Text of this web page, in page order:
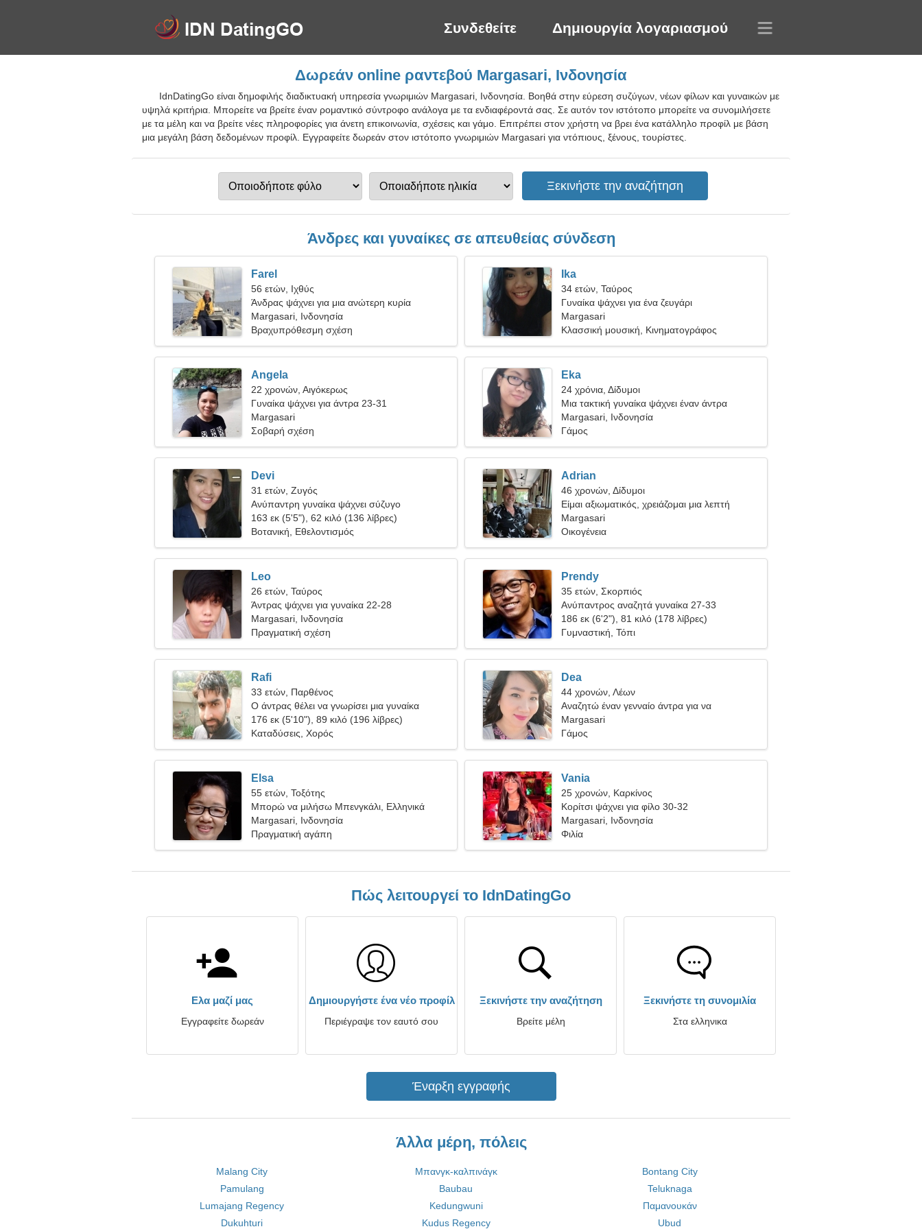
Συνδεθείτε Δημιουργία λογαριασμού
Δωρεάν online ραντεβού Margasari, Ινδονησία
IdnDatingGo είναι δημοφιλής διαδικτυακή υπηρεσία γνωριμιών Margasari, Ινδονησία. Βοηθά στην εύρεση συζύγων, νέων φίλων και γυναικών με
υψηλά κριτήρια. Μπορείτε να βρείτε έναν ρομαντικό σύντροφο ανάλογα με τα ενδιαφέροντά σας. Σε αυτόν τον ιστότοπο μπορείτε να συνομιλήσετε
με τα μέλη και να βρείτε νέες πληροφορίες για άνετη επικοινωνία, σχέσεις και γάμο. Επιτρέπει στον χρήστη να βρει ένα κατάλληλο προφίλ με βάση
μια μεγάλη βάση δεδομένων προφίλ. Εγγραφείτε δωρεάν στον ιστότοπο γνωριμιών Margasari για ντόπιους, ξένους, τουρίστες.
Άνδρες και γυναίκες σε απευθείας σύνδεση
Farel
56 ετών, Ιχθύς
Άνδρας ψάχνει για μια ανώτερη κυρία
Margasari, Ινδονησία
Βραχυπρόθεσμη σχέση
Ika
34 ετών, Ταύρος
Γυναίκα ψάχνει για ένα ζευγάρι
Margasari
Κλασσική μουσική, Κινηματογράφος
Angela
22 χρονών, Αιγόκερως
Γυναίκα ψάχνει για άντρα 23-31
Margasari
Σοβαρή σχέση
Eka
24 χρόνια, Δίδυμοι
Μια τακτική γυναίκα ψάχνει έναν άντρα
Margasari, Ινδονησία
Γάμος
Devi
31 ετών, Ζυγός
Ανύπαντρη γυναίκα ψάχνει σύζυγο
163 εκ (5'5"), 62 κιλό (136 λίβρες)
Βοτανική, Εθελοντισμός
Adrian
46 χρονών, Δίδυμοι
Είμαι αξιωματικός, χρειάζομαι μια λεπτή
γυναίκα
Margasari
Οικογένεια
Leo
26 ετών, Ταύρος
Άντρας ψάχνει για γυναίκα 22-28
Margasari, Ινδονησία
Πραγματική σχέση
Prendy
35 ετών, Σκορπιός
Ανύπαντρος αναζητά γυναίκα 27-33
186 εκ (6'2"), 81 κιλό (178 λίβρες)
Γυμναστική, Τόπι
Rafi
33 ετών, Παρθένος
Ο άντρας θέλει να γνωρίσει μια γυναίκα
176 εκ (5'10"), 89 κιλό (196 λίβρες)
Καταδύσεις, Χορός
Dea
44 χρονών, Λέων
Αναζητώ έναν γενναίο άντρα για να
χορέψουμε μαζί
Margasari
Γάμος
Elsa
55 ετών, Τοξότης
Μπορώ να μιλήσω Μπενγκάλι, Ελληνικά
Margasari, Ινδονησία
Πραγματική αγάπη
Vania
25 χρονών, Καρκίνος
Κορίτσι ψάχνει για φίλο 30-32
Margasari, Ινδονησία
Φιλία
Πώς λειτουργεί το IdnDatingGo
Ελα μαζί μας
Εγγραφείτε δωρεάν
Δημιουργήστε ένα νέο προφίλ
Περιέγραψε τον εαυτό σου
Ξεκινήστε την αναζήτηση
Βρείτε μέλη
Ξεκινήστε τη συνομιλία
Στα ελληνικα
Έναρξη εγγραφής
Άλλα μέρη, πόλεις
Malang City Μπανγκ-καλπινάγκ
Bontang City
Pamulang
Baubau
Teluknaga
Lumajang Regency
Kedungwuni
Παμανουκάν
Dukuhturi
Kudus Regency Ubud